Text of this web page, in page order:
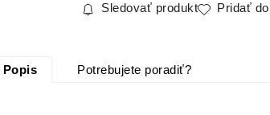
Sledovať produkt Pridať
Popis Potrebujete poradiť?